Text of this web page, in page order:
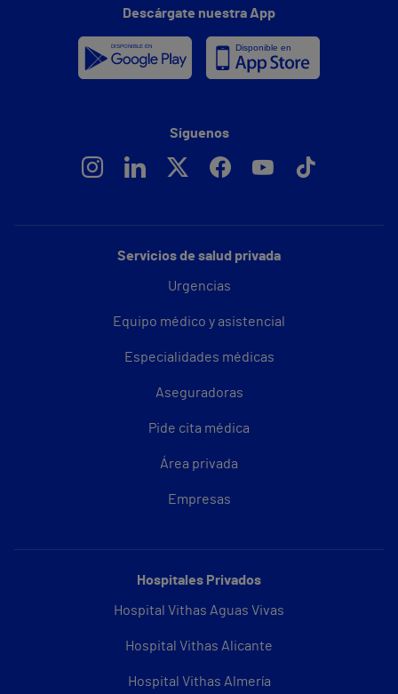
Servicios de salud privada
Urgencias
Equipo médico y asistencial
Especialidades médicas
Aseguradoras
Pide cita médica
Área privada
Empresas
Hospitales Privados
Hospital Vithas Aguas Vivas
Hospital Vithas Alicante
Hospital Vithas Almería
Descárgate nuestra App
Síguenos